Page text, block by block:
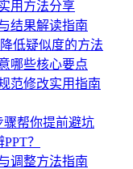
用方法分享
结果解读指南
低疑似度的方法
哪些核心要点
范修改实用指南
帮你提前避坑
？
调整方法指南